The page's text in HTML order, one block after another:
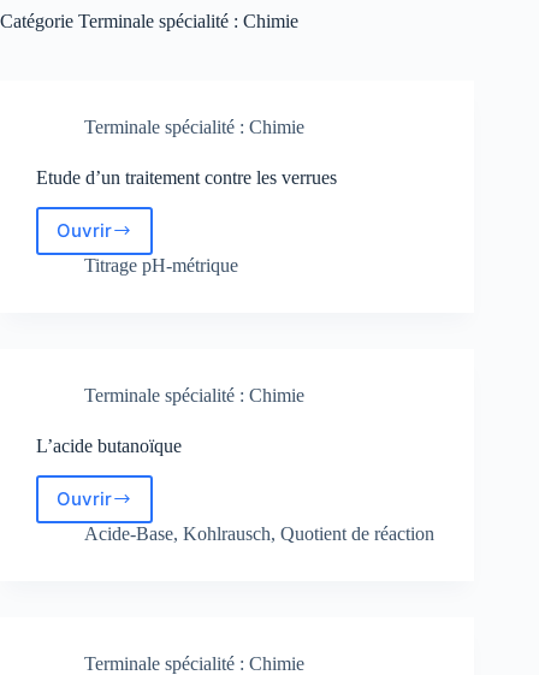
Catégorie Terminale spécialité : Chimie
Terminale spécialité : Chimie
Etude d’un traitement contre les verrues
OuvrirEtude
d’un
Titrage pH-métrique
Terminale spécialité : Chimie
L’acide butanoïque
OuvrirL’acide
butanoïque
Acide-Base, Kohlrausch, Quotient de réaction
Terminale spécialité : Chimie